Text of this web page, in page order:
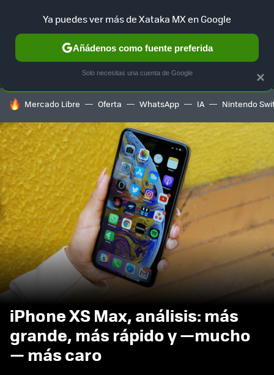
MENÚ NUEVO
GAMING HOME AUTO
HOY SE HABLA DE
Mercado Libre Oferta WhatsApp IA Nintendo
iPhone XS Max, análisis: más
grande, más rápido y —mucho
— más caro
×
Ya puedes ver más de Xataka MX en Google
Añádenos como fuente preferida
Solo necesitas una cuenta de Google